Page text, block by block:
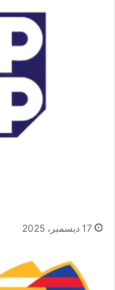
17 ديسمبر، 2025